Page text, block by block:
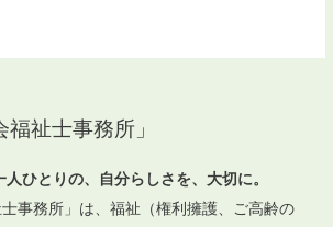
福祉士事務所」
ひとりの、自分らしさを、大切に。
士事務所」は、福祉（権利擁護、ご高齢の